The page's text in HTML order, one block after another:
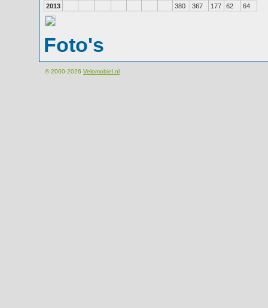
2013
380 367 177 62 64
Foto's
© 2000-2026 Velomobiel.nl